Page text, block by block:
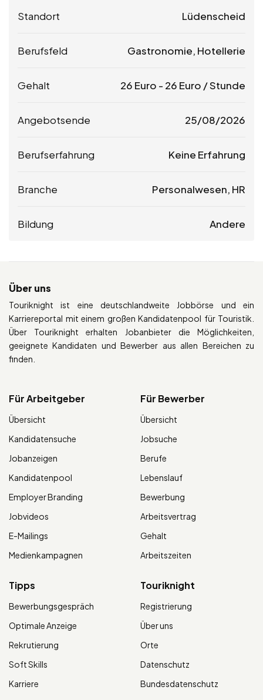
Standort Lüdenscheid
Berufsfeld Gastronomie, Hotellerie
Gehalt 26 Euro - 26 Euro / Stunde
Angebotsende 25/08/2026
Berufserfahrung Keine Erfahrung
Branche Personalwesen, HR
Bildung Andere
Über uns
Touriknight ist eine deutschlandweite Jobbörse und ein
Karriereportal mit einem großen Kandidatenpool für Touristik.
Über Touriknight erhalten Jobanbieter die Möglichkeiten,
geeignete Kandidaten und Bewerber aus allen Bereichen zu
finden.
Für Arbeitgeber
Übersicht
Kandidatensuche
Jobanzeigen
Kandidatenpool
Employer Branding
Jobvideos
E-Mailings
Medienkampagnen
Für Bewerber
Übersicht
Jobsuche
Berufe
Lebenslauf
Bewerbung
Arbeitsvertrag
Gehalt
Arbeitszeiten
Tipps
Bewerbungsgespräch
Optimale Anzeige
Rekrutierung
Soft Skills
Karriere
Touriknight
Registrierung
Über uns
Orte
Datenschutz
Bundesdatenschutz